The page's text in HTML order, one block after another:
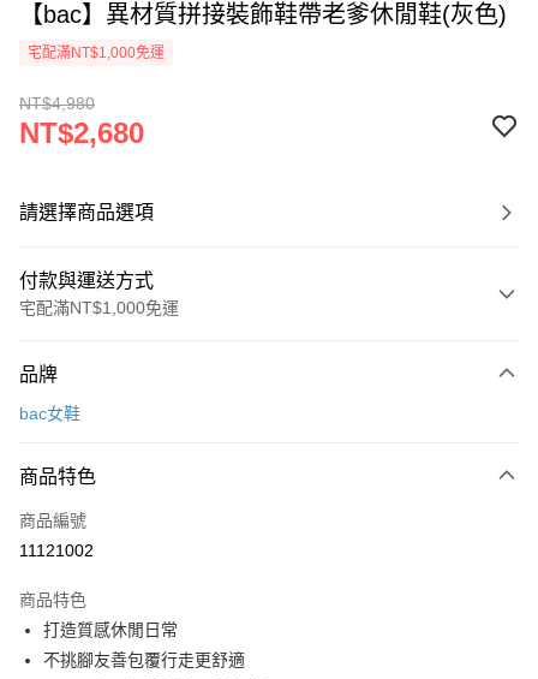
【bac】異材質拼接裝飾鞋帶老爹休閒鞋(灰色)
宅配滿NT$1,000免運
NT$4,980
NT$2,680
請選擇商品選項
付款與運送方式
宅配滿NT$1,000免運
信用卡一次付款
Apple Pay
街口支付
宅配
每筆NT$90，滿NT$1,000(含以上)免運費
品牌
bac女鞋
商品特色
商品編號
11121002
商品特色
打造質感休閒日常
不挑腳友善包覆行走更舒適